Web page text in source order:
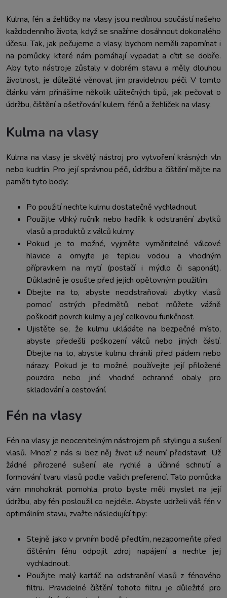
Kulma, fén a žehličky na vlasy jsou nedílnou součástí našeho
každodenního života, když se snažíme dosáhnout dokonalého
účesu. Tak, jak pečujeme o vlasy, bychom neměli zapomínat i
na pomůcky, které nám pomáhají vypadat a cítit se dobře.
Aby tyto nástroje zůstaly v dobrém stavu a měly dlouhou
životnost, je důležité věnovat jim pravidelnou péči. V tomto
článku vám přinášíme několik užitečných tipů, jak pečovat o
údržbu, čištění a ošetřování kulem, fénů a žehliček na vlasy.
Kulma na vlasy
Kulma na vlasy je skvělý nástroj pro vytvoření krásných vln
nebo kudrlin. Pro její správnou péči, údržbu a čištění mějte na
paměti tyto body:
Po použití nechte kulmu dostatečně vychladnout.
Použijte vlhký ručník nebo hadřík k odstranění zbytků
vlasů a produktů z válců kulmy.
Pokud je to možné, vyjměte vyměnitelné válcové
hlavice a omyjte je teplou vodou a vhodným
přípravkem na mytí (postačí i mýdlo či saponát).
Důkladně je osušte před jejich opětovným použitím.
Dbejte na to, abyste neodstraňovali zbytky vlasů
pomocí ostrých předmětů, neboť můžete vážně
poškodit povrch kulmy a její celkovou funkčnost.
Ujistěte se, že kulmu ukládáte na bezpečné místo,
abyste předešli poškození válců nebo jiných částí.
Dbejte na to, abyste kulmu chránili před pádem nebo
nárazy. Pokud je to možné, používejte její přiložené
pouzdro nebo jiné vhodné ochranné obaly pro
skladování a cestování.
Fén na vlasy
Fén na vlasy je neocenitelným nástrojem při stylingu a sušení
vlasů. Mnozí z nás si bez něj život už neumí představit. Už
žádné přirozené sušení, ale rychlé a účinné schnutí a
formování tvaru vlasů podle vašich preferencí. Tato pomůcka
vám mnohokrát pomohla, proto byste měli myslet na její
údržbu, aby fén posloužil co nejdéle. Abyste udrželi váš fén v
optimálním stavu, zvažte následující tipy:
Stejně jako v prvním bodě předtím, nezapomeňte před
čištěním fénu odpojit zdroj napájení a nechte jej
vychladnout.
Použijte malý kartáč na odstranění vlasů z fénového
filtru. Pravidelné čištění tohoto filtru je důležité pro